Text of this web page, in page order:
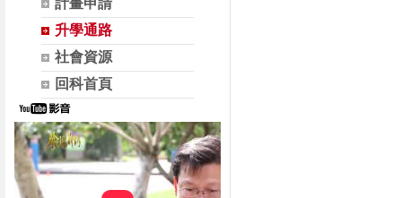
計畫申請
升學通路
社會資源
回科首頁